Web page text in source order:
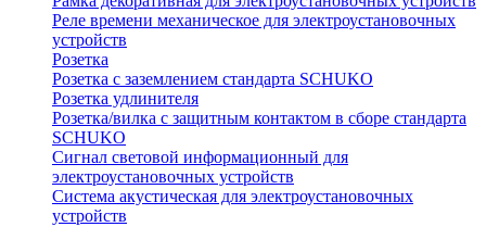
Реле времени механическое для электроустановочных
устройств
Розетка
Розетка с заземлением стандарта SCHUKO
Розетка удлинителя
Розетка/вилка с защитным контактом в сборе стандарта
SCHUKO
Сигнал световой информационный для
электроустановочных устройств
Система акустическая для электроустановочных
устройств